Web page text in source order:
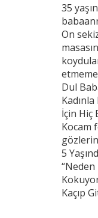
35
On
Dul
İçin Hiç
Kocam
5
Kaçıp